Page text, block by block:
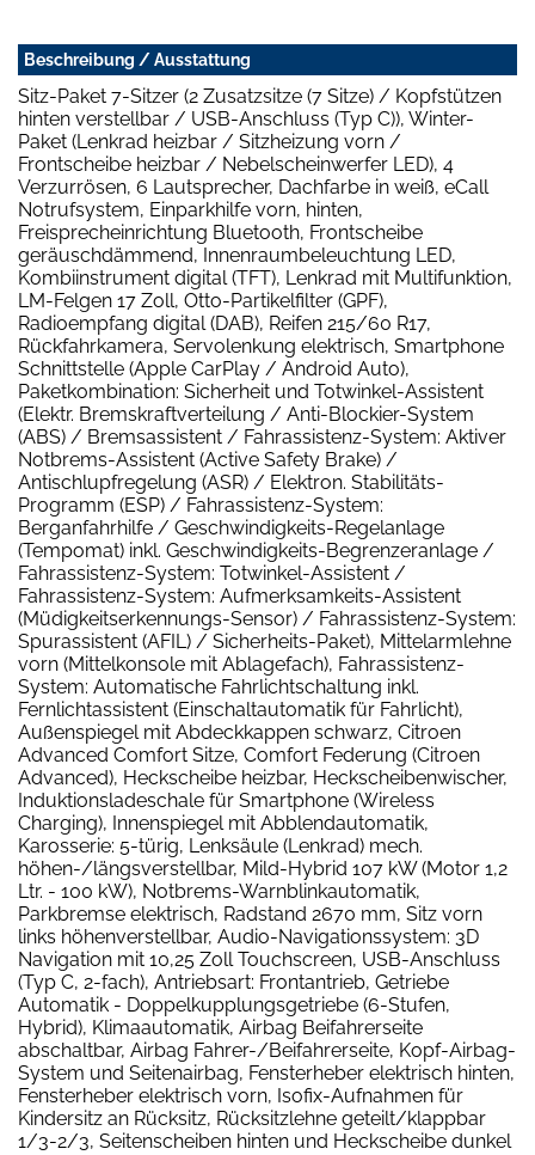
Beschreibung / Ausstattung
Sitz-Paket 7-Sitzer (2 Zusatzsitze (7 Sitze) / Kopfstützen
hinten verstellbar / USB-Anschluss (Typ C)), Winter-
Paket (Lenkrad heizbar / Sitzheizung vorn /
Frontscheibe heizbar / Nebelscheinwerfer LED), 4
Verzurrösen, 6 Lautsprecher, Dachfarbe in weiß, eCall
Notrufsystem, Einparkhilfe vorn, hinten,
Freisprecheinrichtung Bluetooth, Frontscheibe
geräuschdämmend, Innenraumbeleuchtung LED,
Kombiinstrument digital (TFT), Lenkrad mit Multifunktion,
LM-Felgen 17 Zoll, Otto-Partikelfilter (GPF),
Radioempfang digital (DAB), Reifen 215/60 R17,
Rückfahrkamera, Servolenkung elektrisch, Smartphone
Schnittstelle (Apple CarPlay / Android Auto),
Paketkombination: Sicherheit und Totwinkel-Assistent
(Elektr. Bremskraftverteilung / Anti-Blockier-System
(ABS) / Bremsassistent / Fahrassistenz-System: Aktiver
Notbrems-Assistent (Active Safety Brake) /
Antischlupfregelung (ASR) / Elektron. Stabilitäts-
Programm (ESP) / Fahrassistenz-System:
Berganfahrhilfe / Geschwindigkeits-Regelanlage
(Tempomat) inkl. Geschwindigkeits-Begrenzeranlage /
Fahrassistenz-System: Totwinkel-Assistent /
Fahrassistenz-System: Aufmerksamkeits-Assistent
(Müdigkeitserkennungs-Sensor) / Fahrassistenz-System:
Spurassistent (AFIL) / Sicherheits-Paket), Mittelarmlehne
vorn (Mittelkonsole mit Ablagefach), Fahrassistenz-
System: Automatische Fahrlichtschaltung inkl.
Fernlichtassistent (Einschaltautomatik für Fahrlicht),
Außenspiegel mit Abdeckkappen schwarz, Citroen
Advanced Comfort Sitze, Comfort Federung (Citroen
Advanced), Heckscheibe heizbar, Heckscheibenwischer,
Induktionsladeschale für Smartphone (Wireless
Charging), Innenspiegel mit Abblendautomatik,
Karosserie: 5-türig, Lenksäule (Lenkrad) mech.
höhen-/längsverstellbar, Mild-Hybrid 107 kW (Motor 1,2
Ltr. - 100 kW), Notbrems-Warnblinkautomatik,
Parkbremse elektrisch, Radstand 2670 mm, Sitz vorn
links höhenverstellbar, Audio-Navigationssystem: 3D
Navigation mit 10,25 Zoll Touchscreen, USB-Anschluss
(Typ C, 2-fach), Antriebsart: Frontantrieb, Getriebe
Automatik - Doppelkupplungsgetriebe (6-Stufen,
Hybrid), Klimaautomatik, Airbag Beifahrerseite
abschaltbar, Airbag Fahrer-/Beifahrerseite, Kopf-Airbag-
System und Seitenairbag, Fensterheber elektrisch hinten,
Fensterheber elektrisch vorn, Isofix-Aufnahmen für
Kindersitz an Rücksitz, Rücksitzlehne geteilt/klappbar
1/3-2/3, Seitenscheiben hinten und Heckscheibe dunkel